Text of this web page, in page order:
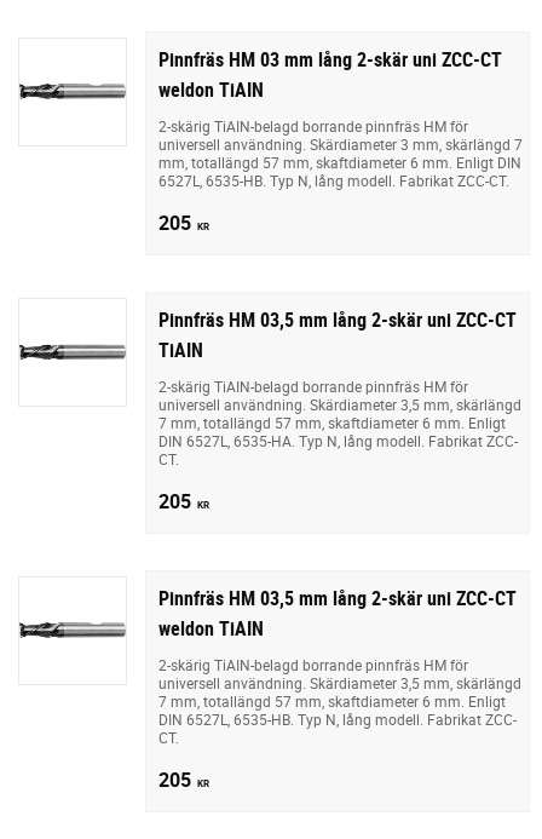
Pinnfräs HM 03 mm lång 2-skär uni ZCC-CT
weldon TiAIN
2-skärig TiAIN-belagd borrande pinnfräs HM för
universell användning. Skärdiameter 3 mm, skärlängd 7
mm, totallängd 57 mm, skaftdiameter 6 mm. Enligt DIN
6527L, 6535-HB. Typ N, lång modell. Fabrikat ZCC-CT.
205 KR
Pinnfräs HM 03,5 mm lång 2-skär uni ZCC-CT
TiAIN
2-skärig TiAIN-belagd borrande pinnfräs HM för
universell användning. Skärdiameter 3,5 mm, skärlängd
7 mm, totallängd 57 mm, skaftdiameter 6 mm. Enligt
DIN 6527L, 6535-HA. Typ N, lång modell. Fabrikat ZCC-
CT.
205 KR
Pinnfräs HM 03,5 mm lång 2-skär uni ZCC-CT
weldon TiAIN
2-skärig TiAIN-belagd borrande pinnfräs HM för
universell användning. Skärdiameter 3,5 mm, skärlängd
7 mm, totallängd 57 mm, skaftdiameter 6 mm. Enligt
DIN 6527L, 6535-HB. Typ N, lång modell. Fabrikat ZCC-
CT.
205 KR